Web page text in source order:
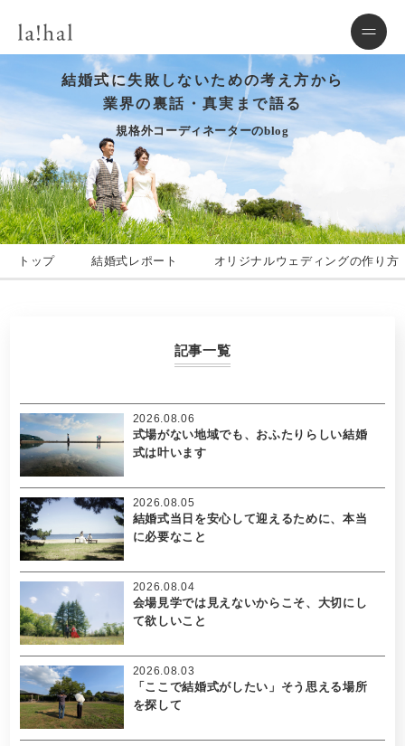
結婚式に失敗しないための考え方から
業界の裏話・真実まで語る
規格外コーディネーターのblog
トップ 結婚式レポート オリジナルウェディングの作り方
記事一覧
式場がない地域でも、おふたりらしい結婚
式は叶います
2026.08.06
結婚式当日を安心して迎えるために、本当
に必要なこと
2026.08.05
会場見学では見えないからこそ、大切にし
て欲しいこと
2026.08.04
「ここで結婚式がしたい」そう思える場所
を探して
2026.08.03